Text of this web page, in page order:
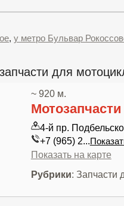
, у метро Бульвар
для
~ 920 м.
4-й пр.
+7 (965) 2...
Показать на карте
Рубрики: Запчасти